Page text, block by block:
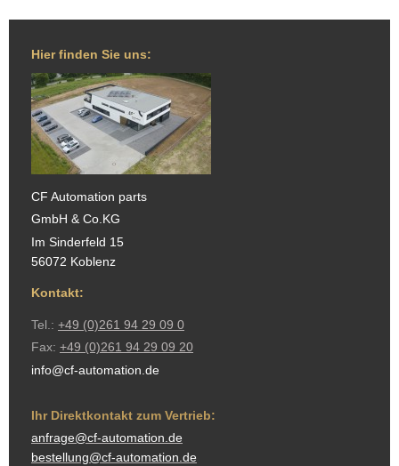
Hier finden Sie uns:
CF Automation parts
GmbH & Co.KG
Im Sinderfeld 15
56072 Koblenz
Kontakt:
Tel.: +49 (0)261 94 29 09 0
Fax: +49 (0)261 94 29 09 20
info@cf-automation.de
Ihr Direktkontakt zum Vertrieb:
anfrage@cf-automation.de
bestellung@cf-automation.de